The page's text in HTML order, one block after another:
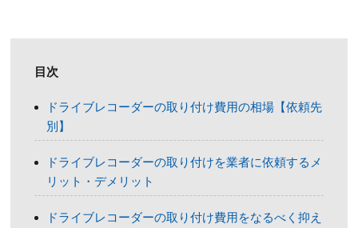
目次
ドライブレコーダーの取り付け費用の相場【依頼先
別】
ドライブレコーダーの取り付けを業者に依頼するメ
リット・デメリット
ドライブレコーダーの取り付け費用をなるべく抑え